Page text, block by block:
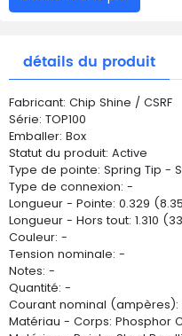
détails du produit
Fabricant: Chip Shine / CSRF
Série: TOP100
Emballer: Box
Statut du produit: Active
Type de pointe: Spring Tip -
Type de connexion: -
Longueur - Pointe: 0.329
Longueur - Hors tout: 1.310
Couleur: -
Tension nominale: -
Notes: -
Quantité: -
Courant nominal (ampères):
Matériau - Corps: Phosphor